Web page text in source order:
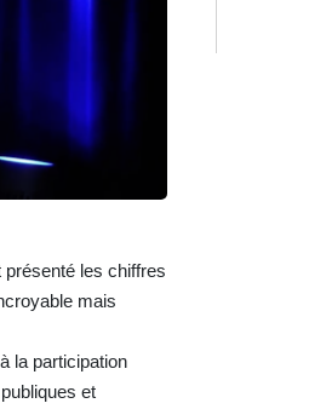
les chiffres
mais
la participation
et